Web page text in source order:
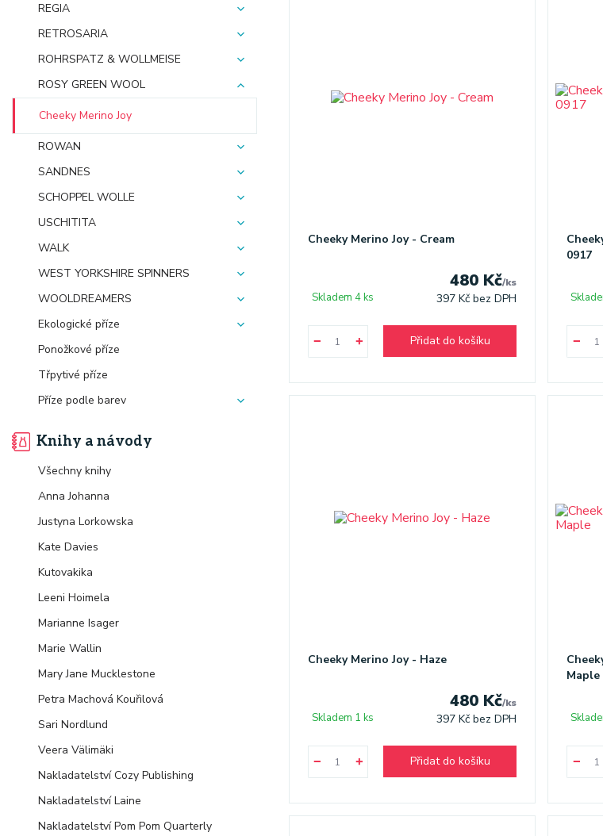
REGIA
RETROSARIA
ROHRSPATZ & WOLLMEISE
ROSY GREEN WOOL
Cheeky Merino Joy
ROWAN
SANDNES
SCHOPPEL WOLLE
USCHITITA
WALK
WEST YORKSHIRE SPINNERS
WOOLDREAMERS
Ekologické příze
Ponožkové příze
Třpytivé příze
Příze podle barev
Knihy a návody
Všechny knihy
Anna Johanna
Justyna Lorkowska
Kate Davies
Kutovakika
Leeni Hoimela
Marianne Isager
Marie Wallin
Mary Jane Mucklestone
Petra Machová Kouřilová
Sari Nordlund
Veera Välimäki
Nakladatelství Cozy Publishing
Nakladatelství Laine
Nakladatelství Pom Pom Quarterly
Cheeky Merino Joy - Cream
480 Kč/ks
397 Kčbez DPH
Skladem 4 ks
Přidat do košíku
0917
Cheeky Merino Joy - Haze
480 Kč/ks
397 Kčbez DPH
Skladem 1 ks
Přidat do košíku
Maple